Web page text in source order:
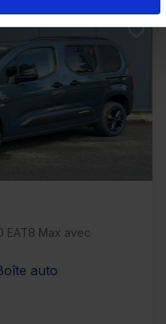
EAT8 Max avec
auto